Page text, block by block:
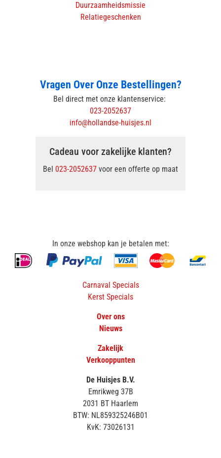
Duurzaamheidsmissie
Relatiegeschenken
Vragen Over Onze Bestellingen?
Bel direct met onze klantenservice:
023-2052637
info@hollandse-huisjes.nl
Cadeau voor zakelijke klanten?
Bel 023-2052637 voor een offerte op maat
In onze webshop kan je betalen met:
Carnaval Specials
Kerst Specials
Over ons
Nieuws
Zakelijk
Verkooppunten
De Huisjes B.V.
Emrikweg 37B
2031 BT Haarlem
BTW: NL859325246B01
KvK: 73026131